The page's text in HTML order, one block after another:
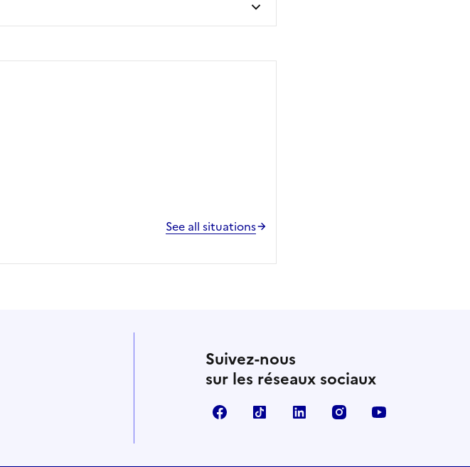
See all situations
Suivez-nous
sur les réseaux sociaux
FacebookTikTok LinkedIn Instagram